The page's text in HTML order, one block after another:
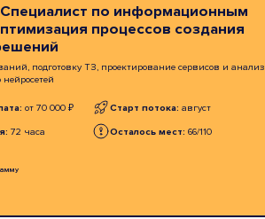
по информационным
процессов создания
подготовку ТЗ, проектирование сервисов и анализ
от 70 000 ₽ Старт потока: август
72 часа Осталось мест: 66/110